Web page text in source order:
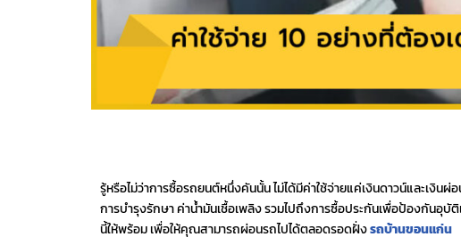
รู้หรือไม่ว่าการซื้อรถยนต์หนึ่งคันนั้น ไม่ได้มีค่าใช้จ่ายแค่เงินดาวน์และเงิน
การบำรุงรักษา ค่าน้ำมันเชื้อเพลิง รวมไปถึงการซื้อประกันเพื่อป้องกันอุ
นี้ให้พร้อม เพื่อให้คุณสามารถผ่อนรถไปได้ตลอดรอดฝั่งรถบ้านขอนแก่น